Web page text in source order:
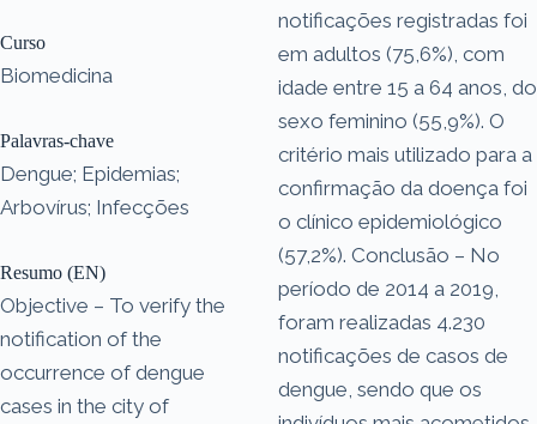
Curso
Biomedicina
Palavras-chave
Dengue; Epidemias;
Arbovírus; Infecções
Resumo (EN)
Objective – To verify the
notification of the
occurrence of dengue
cases in the city of
notificações registradas foi
em adultos (75,6%), com
idade entre 15 a 64 anos, do
sexo feminino (55,9%). O
critério mais utilizado para a
confirmação da doença foi
o clínico epidemiológico
(57,2%). Conclusão – No
período de 2014 a 2019,
foram realizadas 4.230
notificações de casos de
dengue, sendo que os